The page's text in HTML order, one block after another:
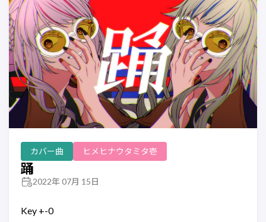
カバー曲 ヒメヒナウタミタ壱
踊
2022年 07月 15日
Key +-0